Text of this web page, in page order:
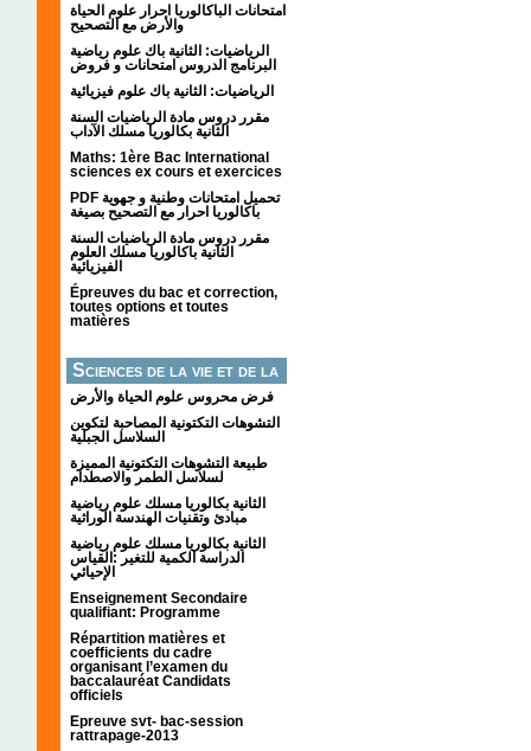
امتحانات الباكالوريا احرار علوم الحياة
والأرض مع التصحيح
الرياضيات: الثانية باك علوم رياضية
البرنامج الدروس امتحانات و فروض
الرياضيات: الثانية باك علوم فيزيائية
مقرر دروس مادة الرياضيات السنة
الثانية بكالوريا مسلك الآداب
Maths: 1ère Bac International
sciences ex cours et exercices
PDF تحميل امتحانات وطنية و جهوية
باكالوريا احرار مع التصحيح بصيغة
مقرر دروس مادة الرياضيات السنة
الثانية باكالوريا مسلك العلوم
الفيزيائية
Épreuves du bac et correction,
toutes options et toutes
matières
Sciences de la vie et de la
terre
فرض محروس علوم الحياة والأرض
التشوهات التكتونیة المصاحبة لتكوین
السلاسل الجبلیة
طبيعة التشوهات التكتونية المميزة
لسلاسل الطمر والاصطدام
الثانية بكالوريا مسلك علوم رياضية
مبادئ وتقنيات الهندسة الوراثية
الثانية بكالوريا مسلك علوم رياضية
الدراسة الكمية للتغير :القياس
الإحيائي
Enseignement Secondaire
qualifiant: Programme
Répartition matières et
coefficients du cadre
organisant l’examen du
baccalauréat Candidats
officiels
Epreuve svt- bac-session
rattrapage-2013